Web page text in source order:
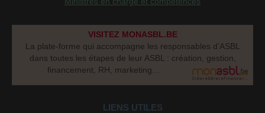
VISITEZ MONASBL.BE
La plate-forme qui accompagne les responsables d’ASBL
dans toutes les étapes de leur ASBL : création, gestion,
financement, RH, marketing...
LIENS UTILES